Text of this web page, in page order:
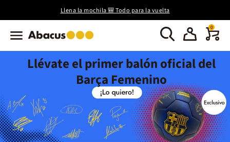
Llena la mochila 🎒 Todo para la vuelta
0
Llévate el primer balón oficial del
Barça Femenino